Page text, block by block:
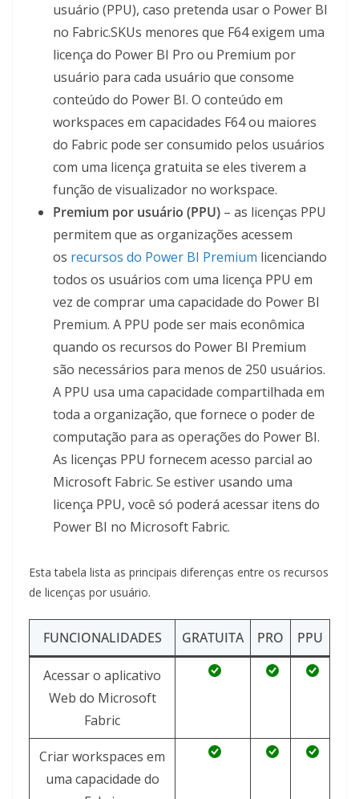
usuário (PPU), caso pretenda usar o Power BI
no Fabric.SKUs menores que F64 exigem uma
licença do Power BI Pro ou Premium por
usuário para cada usuário que consome
conteúdo do Power BI. O conteúdo em
workspaces em capacidades F64 ou maiores
do Fabric pode ser consumido pelos usuários
com uma licença gratuita se eles tiverem a
função de visualizador no workspace.
Premium por usuário (PPU) – as licenças PPU
permitem que as organizações acessem
os recursos do Power BI Premium licenciando
todos os usuários com uma licença PPU em
vez de comprar uma capacidade do Power BI
Premium. A PPU pode ser mais econômica
quando os recursos do Power BI Premium
são necessários para menos de 250 usuários.
A PPU usa uma capacidade compartilhada em
toda a organização, que fornece o poder de
computação para as operações do Power BI.
As licenças PPU fornecem acesso parcial ao
Microsoft Fabric. Se estiver usando uma
licença PPU, você só poderá acessar itens do
Power BI no Microsoft Fabric.
Esta tabela lista as principais diferenças entre os recursos
de licenças por usuário.
FUNCIONALIDADES GRATUITA PRO PPU
Acessar o aplicativo
Web do Microsoft
Fabric
Criar workspaces em
uma capacidade do